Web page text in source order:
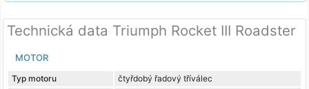
Technická data Triumph Rocket III Roadster
MOTOR
Typ motoru
čtyřdobý řadový tříválec